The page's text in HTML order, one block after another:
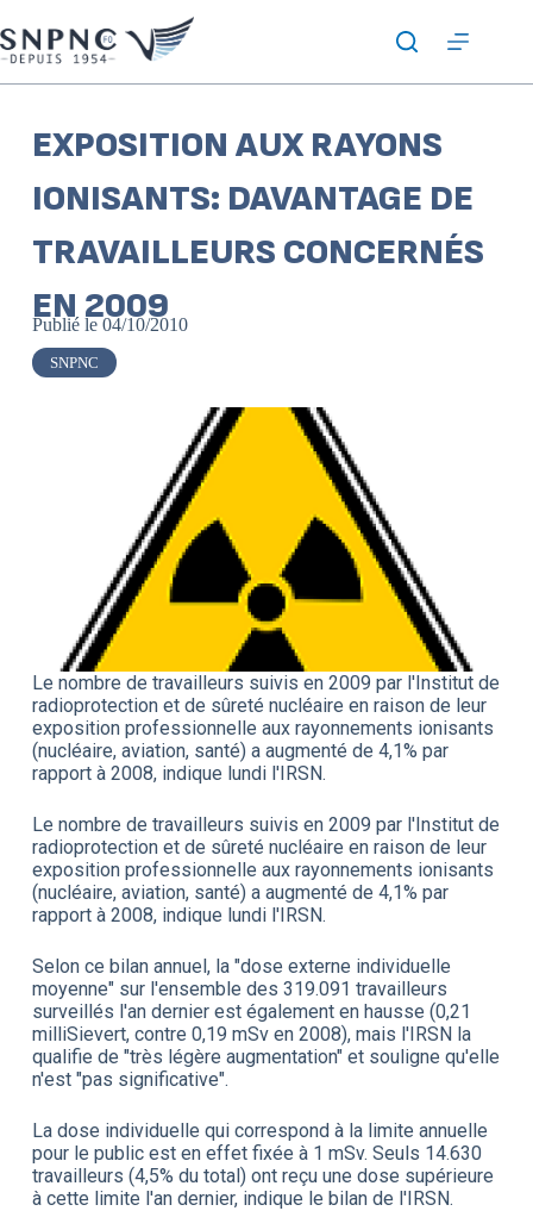
EXPOSITION AUX RAYONS
IONISANTS: DAVANTAGE DE
TRAVAILLEURS CONCERNÉS
EN 2009
Publié le 04/10/2010
SNPNC
Le nombre de travailleurs suivis en 2009 par l'Institut de
radioprotection et de sûreté nucléaire en raison de leur
exposition professionnelle aux rayonnements ionisants
(nucléaire, aviation, santé) a augmenté de 4,1% par
rapport à 2008, indique lundi l'IRSN.
Le nombre de travailleurs suivis en 2009 par l'Institut de
radioprotection et de sûreté nucléaire en raison de leur
exposition professionnelle aux rayonnements ionisants
(nucléaire, aviation, santé) a augmenté de 4,1% par
rapport à 2008, indique lundi l'IRSN.
Selon ce bilan annuel, la "dose externe individuelle
moyenne" sur l'ensemble des 319.091 travailleurs
surveillés l'an dernier est également en hausse (0,21
milliSievert, contre 0,19 mSv en 2008), mais l'IRSN la
qualifie de "très légère augmentation" et souligne qu'elle
n'est "pas significative".
La dose individuelle qui correspond à la limite annuelle
pour le public est en effet fixée à 1 mSv. Seuls 14.630
travailleurs (4,5% du total) ont reçu une dose supérieure
à cette limite l'an dernier, indique le bilan de l'IRSN.